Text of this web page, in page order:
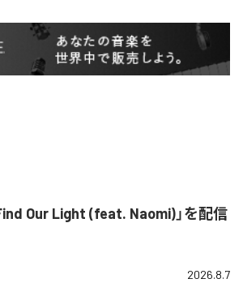
Our Light (feat. Naomi)」を配信
2026.8.7